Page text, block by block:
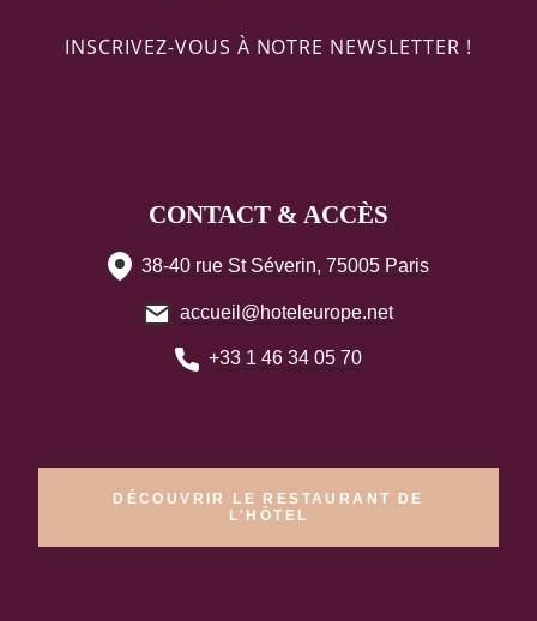
CONTACT & ACCÈS
38-40 rue St Séverin, 75005 Paris
accueil@hoteleurope.net
+33 1 46 34 05 70
INSCRIVEZ-VOUS À NOTRE NEWSLETTER !
DÉCOUVRIR LE RESTAURANT DE
L'HÔTEL